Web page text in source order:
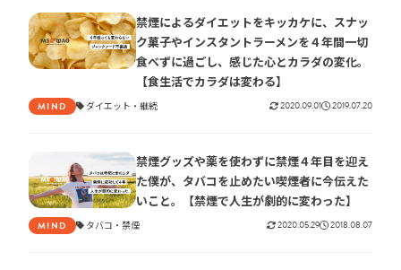
禁煙によるダイエットをキッカケに、スナッ
ク菓子やインスタントラーメンを４年間一切
食べずに過ごし、感じた心とカラダの変化。
【食生活でカラダは変わる】
MIND ダイエット 継続 2020.09.01 2019.07.20
禁煙グッズや薬を使わずに禁煙４年目を迎え
た僕が、タバコを止めたい喫煙者に今伝えた
いこと。【禁煙で人生が劇的に変わった】
MIND タバコ 禁煙 2020.05.29 2018.08.07